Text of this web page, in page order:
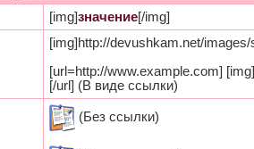
[img]значение[/img]
[img]http://devushkam.net/
[url=http://www.example.com]
[/url] (В виде ссылки)
(Без ссылки)